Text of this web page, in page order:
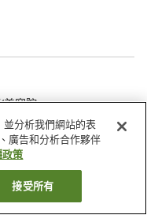
美容院
賣機
洋酒店
分析我們網站的表
廣告和分析合作夥伴
政策
接受所有